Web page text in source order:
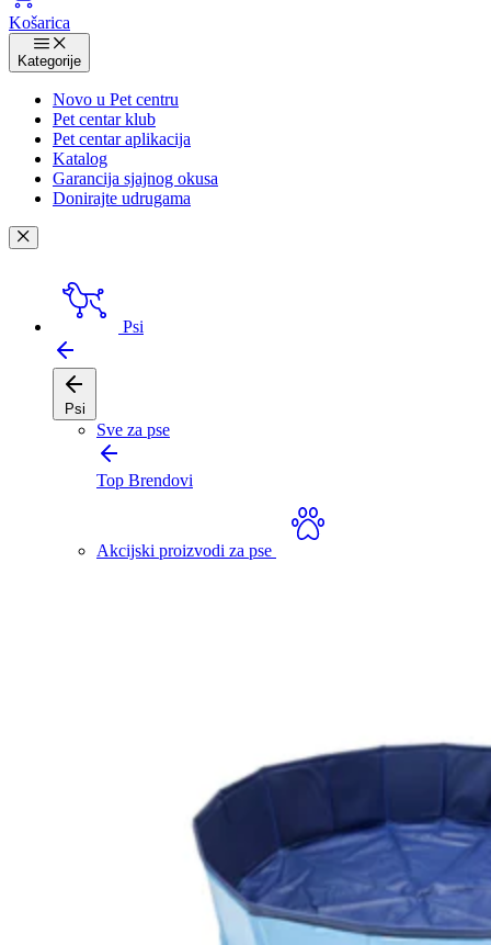
Košarica
Kategorije
Novo u Pet centru
Pet centar klub
Pet centar aplikacija
Katalog
Garancija sjajnog okusa
Donirajte udrugama
Psi
Psi
Sve za pse
Top Brendovi
Akcijski proizvodi za pse